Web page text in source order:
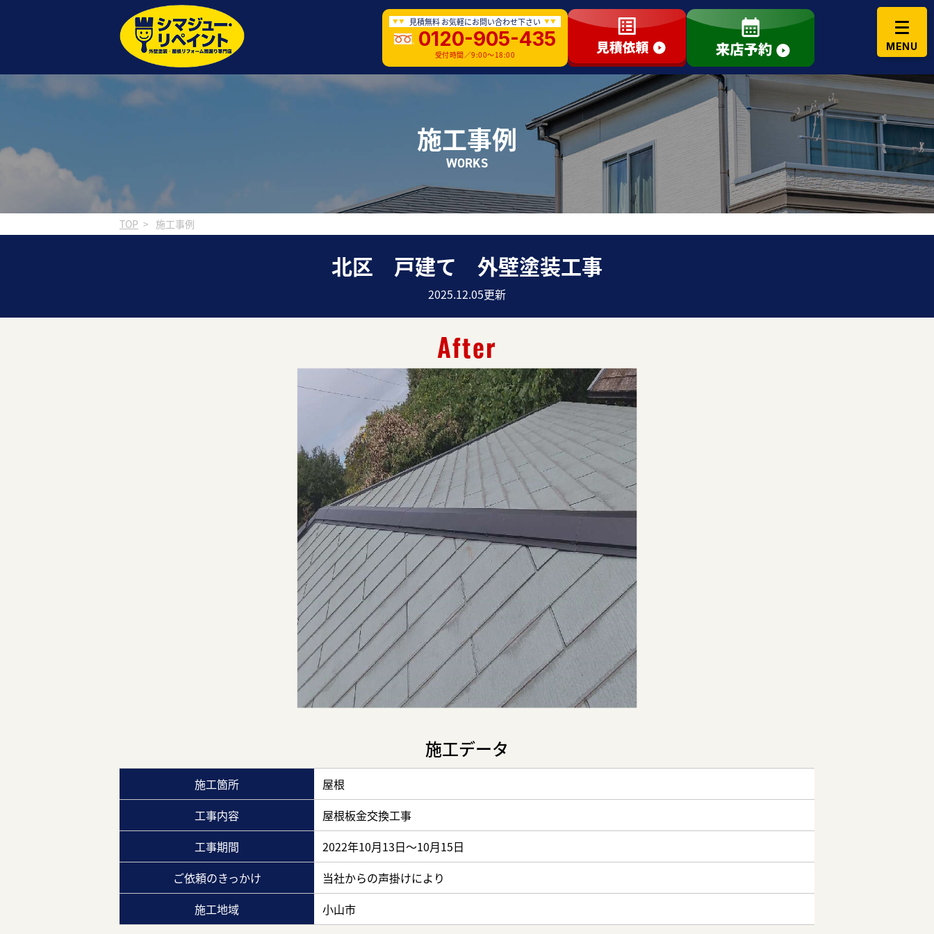
見積無料 お気軽にお問い合わせ下さい
0120-905-435
受付時間／9:00〜18:00
施工事例
WORKS
TOP 施工事例
北区 戸建て 外壁塗装工事
2025.12.05更新
After
施工データ
施工箇所
屋根
工事内容
屋根板金交換工事
工事期間
2022年10月13日～10月15日
ご依頼のきっかけ
当社からの声掛けにより
施工地域
小山市